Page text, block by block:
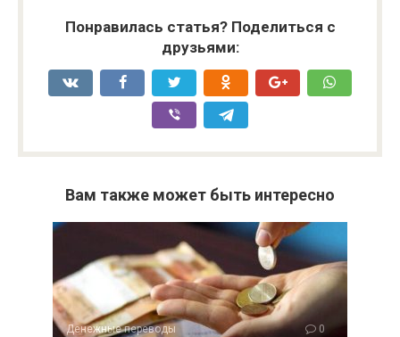
Понравилась статья? Поделиться с
друзьями:
Вам также может быть интересно
Денежные переводы 0